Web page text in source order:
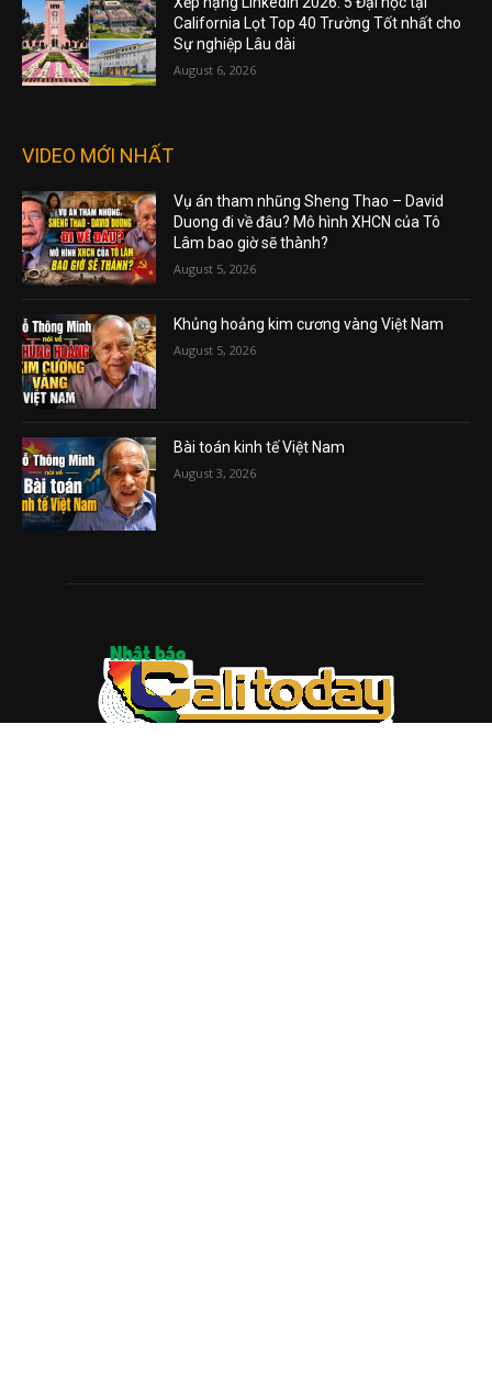
California Lọt Top 40 Trường Tốt nhất cho
Sự nghiệp Lâu dài
August 6, 2026
VIDEO MỚI NHẤT
Vụ án tham nhũng Sheng Thao – David
Duong đi về đâu? Mô hình XHCN của Tô
Lâm bao giờ sẽ thành?
August 5, 2026
Khủng hoảng kim cương vàng Việt Nam
August 5, 2026
Bài toán kinh tế Việt Nam
August 3, 2026